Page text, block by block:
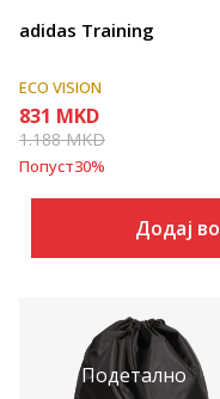
adidas Training
ECO VISION
831 MKD
1.188MKD
Попуст30%
Додај
Подетално